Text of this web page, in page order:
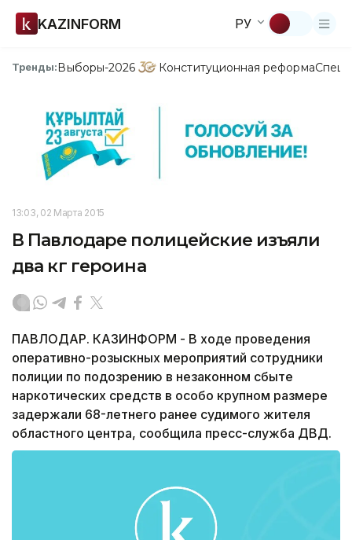
KAZINFORM РУ
Тренды:Выборы-2026 Конституционная реформа
13:03, 02 Марта 2015
В Павлодаре полицейские изъяли
два кг героина
ПАВЛОДАР. КАЗИНФОРМ - В ходе проведения
оперативно-розыскных мероприятий сотрудники
полиции по подозрению в незаконном сбыте
наркотических средств в особо крупном размере
задержали 68-летнего ранее судимого жителя
областного центра, сообщила пресс-служба ДВД.